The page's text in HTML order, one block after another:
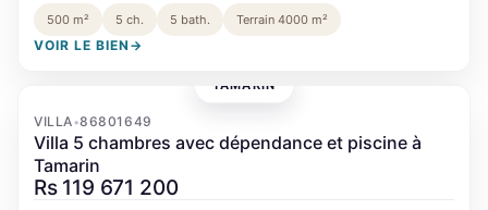
500 m² 5 ch. 5 bath. Terrain 4000 m²
VOIR LE BIEN →
TAMARIN
VILLA•86801649
Villa 5 chambres avec dépendance et piscine à
Tamarin
Rs 119 671 200